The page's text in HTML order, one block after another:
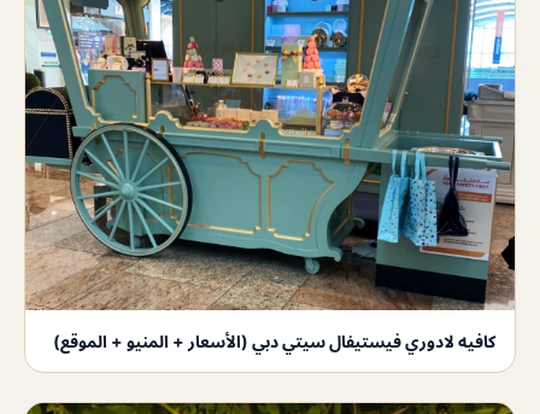
كافيه لادوري فيستيفال سيتي دبي (الأسعار + المنيو + الموقع)